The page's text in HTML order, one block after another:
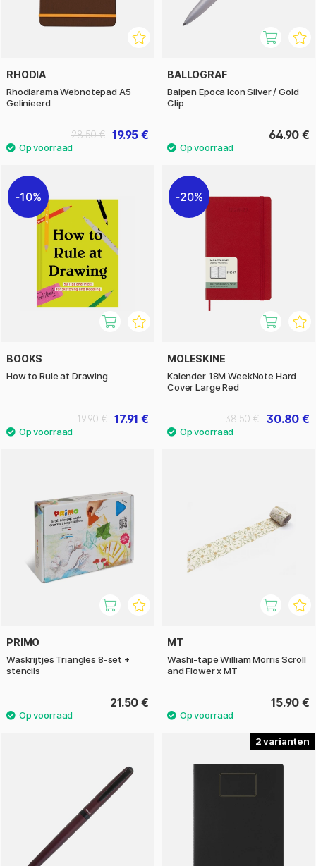
RHODIA
Rhodiarama Webnotepad A5
Gelinieerd
19.95 €
28.50 €
BALLOGRAF
Balpen Epoca Icon Silver / Gold
Clip
64.90 €
10%
BOOKS
How to Rule at Drawing
17.91 €
19.90 €
20%
MOLESKINE
Kalender 18M WeekNote Hard
Cover Large Red
30.80 €
38.50 €
PRIMO
Waskrijtjes Triangles 8-set +
stencils
21.50 €
MT
Washi-tape William Morris Scroll
and Flower x MT
15.90 €
2